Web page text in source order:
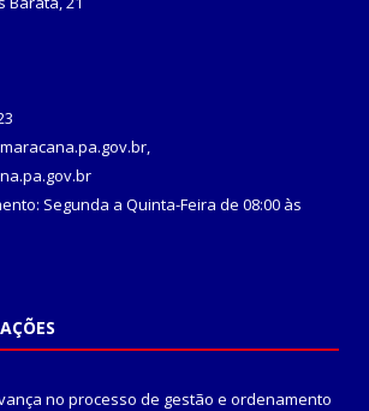
Segunda a Quinta-Feira de 08:00 às
no processo de gestão e ordenamento